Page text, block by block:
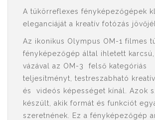
A tükörreflexes fényképezőgépek
eleganciáját a kreatív fotózás
Az ikonikus Olympus OM-1 filmes
fényképezőgép által ihletett
vázával az OM-3 felső kategóriás
teljesítményt, testreszabható
és videós képességet kínál. Azok
készült, akik formát és funkciót
szeretnének. Ez a fényképezőgép